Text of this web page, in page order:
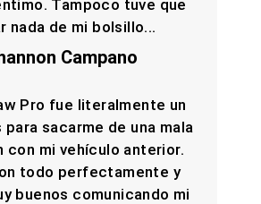
Tampoco tuve que
nada de mi bolsillo...
Campano
Pro fue literalmente un
para sacarme de una mala
con mi vehículo anterior.
todo perfectamente y
buenos comunicando mi